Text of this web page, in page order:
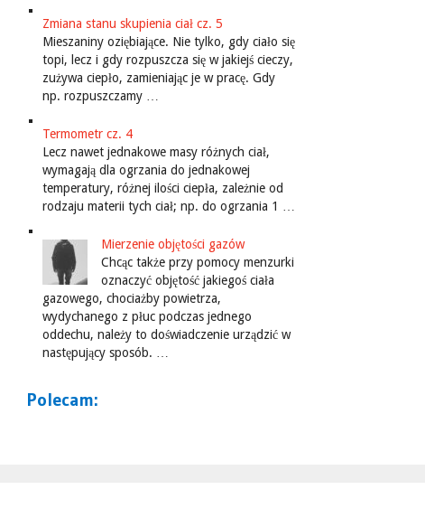
Zmiana stanu skupienia ciał cz. 5
Mieszaniny oziębiające. Nie tylko, gdy ciało się
topi, lecz i gdy rozpuszcza się w jakiejś cieczy,
zużywa ciepło, zamieniając je w pracę. Gdy
np. rozpuszczamy …
Termometr cz. 4
Lecz nawet jednakowe masy różnych ciał,
wymagają dla ogrzania do jednakowej
temperatury, różnej ilości ciepła, zależnie od
rodzaju materii tych ciał; np. do ogrzania 1 …
Mierzenie objętości gazów
Chcąc także przy pomocy menzurki
oznaczyć objętość jakiegoś ciała
gazowego, chociażby powietrza,
wydychanego z płuc podczas jednego
oddechu, należy to doświadczenie urządzić w
następujący sposób. …
Polecam: